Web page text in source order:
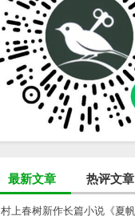
最新文章 热评文章